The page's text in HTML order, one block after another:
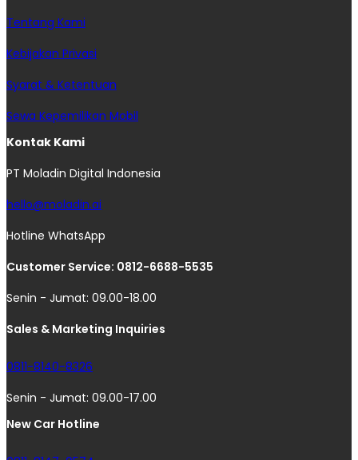
Tentang Kami
Kebijakan Privasi
Syarat & Ketentuan
Sewa Kepemilikan Mobil
Kontak Kami
PT Moladin Digital Indonesia
hello@moladin.ai
Hotline WhatsApp
Customer Service: 0812-6688-5535
Senin - Jumat: 09.00-18.00
Sales & Marketing Inquiries
0811-8140-8326
Senin - Jumat: 09.00-17.00
New Car Hotline